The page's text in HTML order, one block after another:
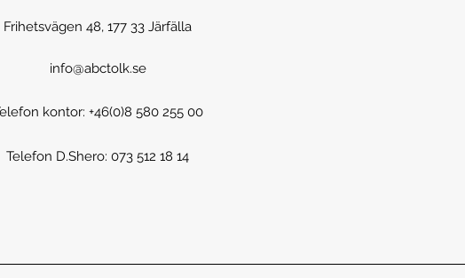
Frihetsvägen 48, 177 33 Järfälla
info@abctolk.se
kontor: +46(0)8 580 255 00
Telefon D.Shero: 073 512 18 14